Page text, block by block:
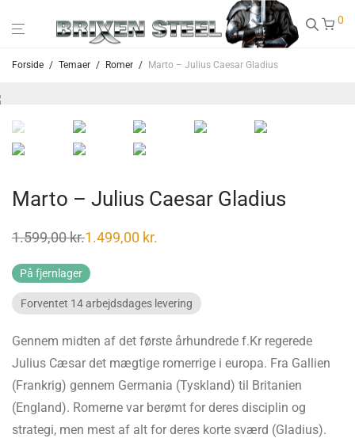
0
Forside / Temaer / Romer / Marto – Julius Caesar Gladius
Marto – Julius Caesar Gladius
1.599,00kr.
Den
pris
var:
1.599,00 kr..
1.499,00 kr.
Den
pris
er:
1.499,00 kr..
Forventet 14 arbejdsdages levering
Gennem midten af det første århundrede f.Kr regerede
Julius Cæsar det mægtige romerrige i europa. Fra Gallien
(Frankrig) gennem Germania (Tyskland) til Britanien
(England). Romerne var berømt for deres disciplin og
strategi, men mest af alt for deres korte sværd (Gladius).
På fjernlager